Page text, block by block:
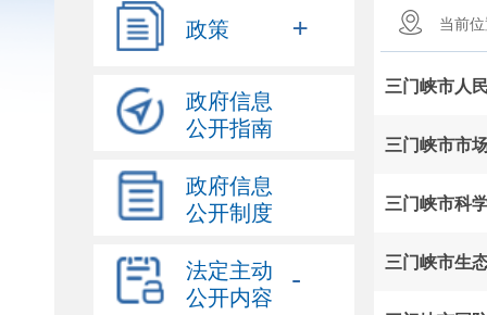
政策 +
政府信息
公开指南
政府信息
公开制度
法定主动
公开内容
-
当前
三门峡市人
三门峡市科
三门峡市生